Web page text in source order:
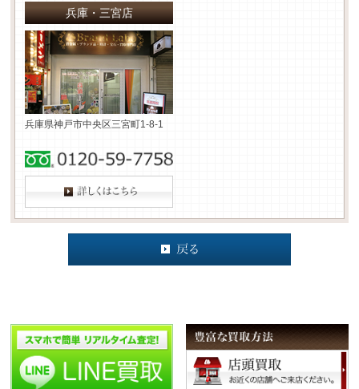
兵庫・三宮店
兵庫県神戸市中央区三宮町1-8-1